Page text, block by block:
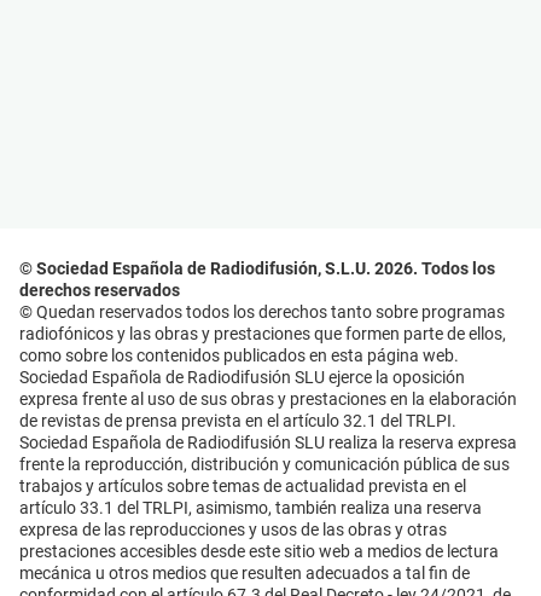
© Sociedad Española de Radiodifusión, S.L.U. 2026. Todos los
derechos reservados
© Quedan reservados todos los derechos tanto sobre programas
radiofónicos y las obras y prestaciones que formen parte de ellos,
como sobre los contenidos publicados en esta página web.
Sociedad Española de Radiodifusión SLU ejerce la oposición
expresa frente al uso de sus obras y prestaciones en la elaboración
de revistas de prensa prevista en el artículo 32.1 del TRLPI.
Sociedad Española de Radiodifusión SLU realiza la reserva expresa
frente la reproducción, distribución y comunicación pública de sus
trabajos y artículos sobre temas de actualidad prevista en el
artículo 33.1 del TRLPI, asimismo, también realiza una reserva
expresa de las reproducciones y usos de las obras y otras
prestaciones accesibles desde este sitio web a medios de lectura
mecánica u otros medios que resulten adecuados a tal fin de